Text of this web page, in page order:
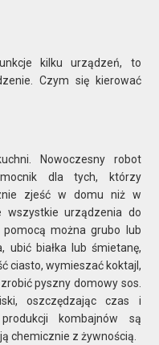
kilku urządzeń, to
Czym się kierować
Nowoczesny robot
dla tych, którzy
zjeść w domu niż w
wszystkie urządzenia do
można grubo lub
ubić białka lub śmietanę,
ciasto, wymieszać koktajl,
pyszny domowy sos.
oszczędzając czas i
kombajnów są
chemicznie z żywnością.